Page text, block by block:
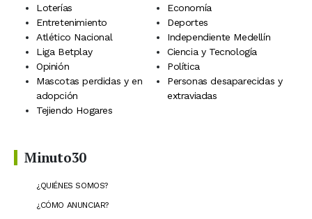
Loterías
Economía
Entretenimiento
Deportes
Atlético Nacional
Independiente Medellín
Liga Betplay
Ciencia y Tecnología
Opinión
Política
Mascotas perdidas y en
adopción
Personas desaparecidas y
extraviadas
Tejiendo Hogares
Minuto30
¿QUIÉNES SOMOS?
¿CÓMO ANUNCIAR?